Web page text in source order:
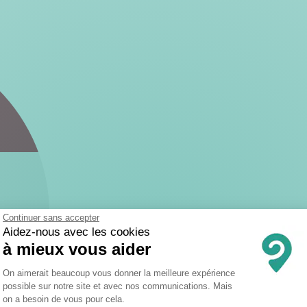
Continuer sans accepter
Aidez-nous avec les cookies
à mieux vous aider
Plateforme de Gestion du
On aimerait beaucoup vous donner la meilleure expérience
possible sur notre site et avec nos communications. Mais
on a besoin de vous pour cela.